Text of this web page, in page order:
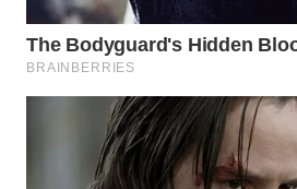
WN
TANGERANG